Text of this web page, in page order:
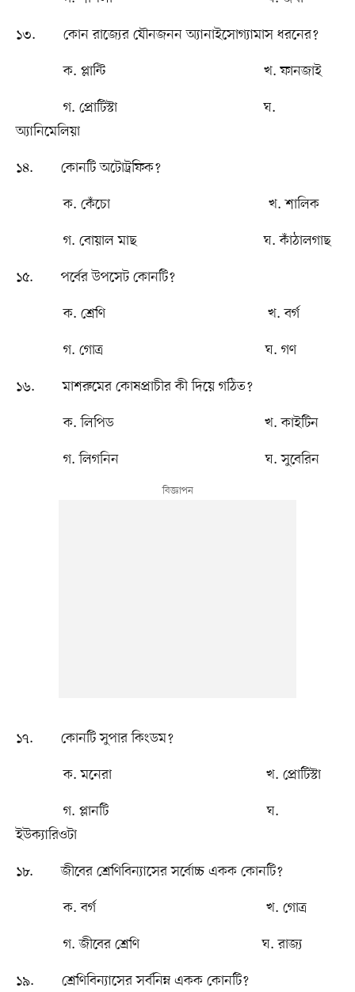
১৩. কোন রাজ্যের যৌনজনন অ্যানাইসোগ্যামাস ধরনের?
ক. প্লান্টি খ. ফানজাই
গ. প্রোটিস্টা ঘ.
অ্যানিমেলিয়া
১৪. কোনটি অটোট্রফিক?
ক. কেঁচো খ. শালিক
গ. বোয়াল মাছ ঘ. কাঁঠালগাছ
১৫. পর্বের উপসেট কোনটি?
ক. শ্রেণি খ. বর্গ
গ. গোত্র ঘ. গণ
১৬. মাশরুমের কোষপ্রাচীর কী দিয়ে গঠিত?
ক. লিপিড খ. কাইটিন
গ. লিগনিন ঘ. সুবেরিন
১৭. কোনটি সুপার কিংডম?
ক. মনেরা খ. প্রোটিস্টা
গ. প্লানটি ঘ.
ইউক্যারিওটা
১৮. জীবের শ্রেণিবিন্যাসের সর্বোচ্চ একক কোনটি?
ক. বর্গ খ. গোত্র
গ. জীবের শ্রেণি ঘ. রাজ্য
১৯. শ্রেণিবিন্যাসের সর্বনিম্ন একক কোনটি?